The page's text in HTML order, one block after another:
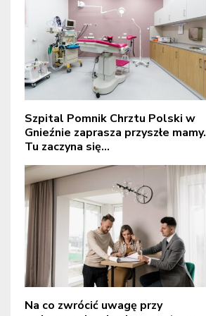
Szpital Pomnik Chrztu Polski w
Gnieźnie zaprasza przyszłe mamy.
Tu zaczyna się...
Na co zwrócić uwagę przy